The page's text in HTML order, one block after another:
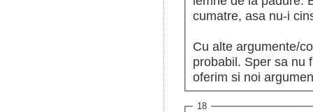
cumatre, asa nu-i
Cu alte argumente/
probabil. Sper sa nu
oferim si noi
18